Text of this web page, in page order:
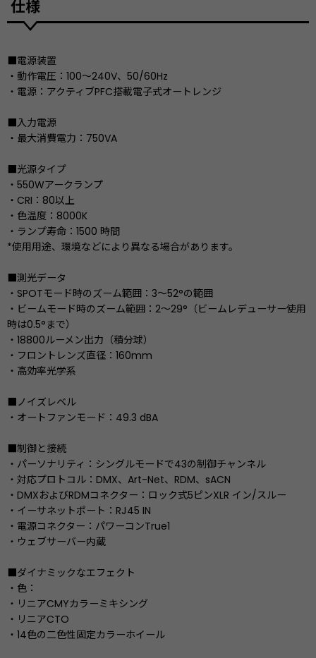
仕様
■電源装置
・動作電圧：100〜240V、50/60Hz
・電源：アクティブPFC搭載電子式オートレンジ
■入力電源
・最大消費電力：750VA
■光源タイプ
・550Wアークランプ
・CRI：80以上
・色温度：8000K
・ランプ寿命：1500 時間
*使用用途、環境などにより異なる場合があります。
■測光データ
・SPOTモード時のズーム範囲：3〜52°の範囲
・ビームモード時のズーム範囲：2〜29°（ビームレデューサー使用
時は0.5°まで）
・18800ルーメン出力（積分球）
・フロントレンズ直径：160mm
・高効率光学系
■ノイズレベル
・オートファンモード：49.3 dBA
■制御と接続
・パーソナリティ：シングルモードで43の制御チャンネル
・対応プロトコル：DMX、Art-Net、RDM、sACN
・DMXおよびRDMコネクター：ロック式5ピンXLR イン/スルー
・イーサネットポート：RJ45 IN
・電源コネクター：パワーコンTrue1
・ウェブサーバー内蔵
■ダイナミックなエフェクト
・色：
・リニアCMYカラーミキシング
・リニアCTO
・14色の二色性固定カラーホイール